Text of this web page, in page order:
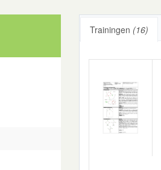
Trainingen (16)